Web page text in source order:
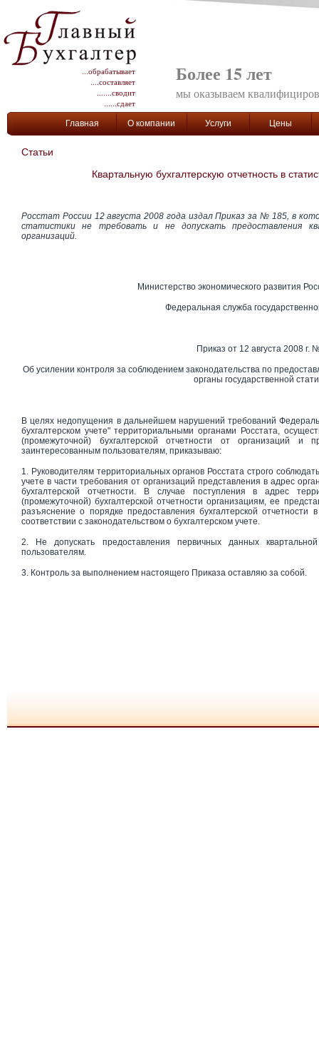
...обрабатывает
....составляет
.......сводит
......сдает
Более 15 лет
мы оказываем
Главная О компании Услуги Цены
Статьи
Квартальную бухгалтерскую отчетность в
Росстат России 12 августа 2008 года издал Приказ за № 185, в
статистики не требовать и не допускать предоставления
организаций.
Министерство экономического развития
Федеральная служба
Приказ от 12 августа 2008 г.
Об усилении контроля за соблюдением законодательства по
органы государственной
В целях недопущения в дальнейшем нарушений требований
бухгалтерском учете" территориальными органами Росстата,
(промежуточной) бухгалтерской отчетности от организаций и
заинтересованным пользователям, приказываю:
1. Руководителям территориальных органов Росстата строго
учете в части требования от организаций представления в адрес
бухгалтерской отчетности. В случае поступления в адрес
(промежуточной) бухгалтерской отчетности организациям, ее
разъяснение о порядке предоставления бухгалтерской отчетности
соответствии с законодательством о бухгалтерском учете.
2. Не допускать предоставления первичных данных квартальной
пользователям.
3. Контроль за выполнением настоящего Приказа оставляю за собой.